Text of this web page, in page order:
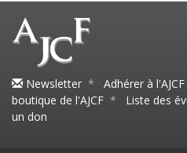
Newsletter * Adhérer à l'AJCF
boutique de l'AJCF * Liste des
un don